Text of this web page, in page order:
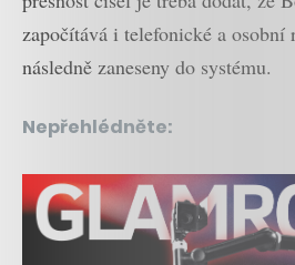
započítává i telefonické a osobní
následně zaneseny do systému.
Nepřehlédněte: